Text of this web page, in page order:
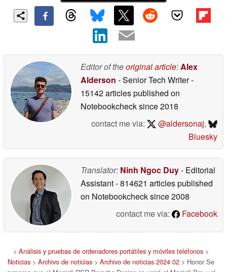
Editor of theoriginal article: Alex
Alderson - Senior Tech Writer-
15142 articles published on
Notebookchecksince 2018
contact me via:
@aldersonaj,
Bluesky
Translator: Ninh Ngoc Duy- Editorial
Assistant- 814621 articles published
on Notebookchecksince 2008
contact me via:
Facebook
> Análisis y pruebas de ordenadores portátiles y móviles teléfonos >
Noticias > Archivo de noticias > Archivo de noticias 2024 02 > Honor Se